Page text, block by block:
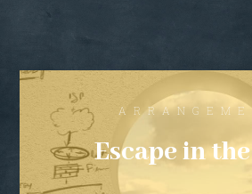
Escape in